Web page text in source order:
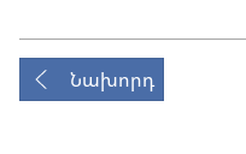
Նախորդ